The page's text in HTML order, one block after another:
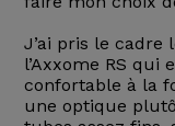
J’ai pris le
l’Axxome RS
confortable à la
une optique